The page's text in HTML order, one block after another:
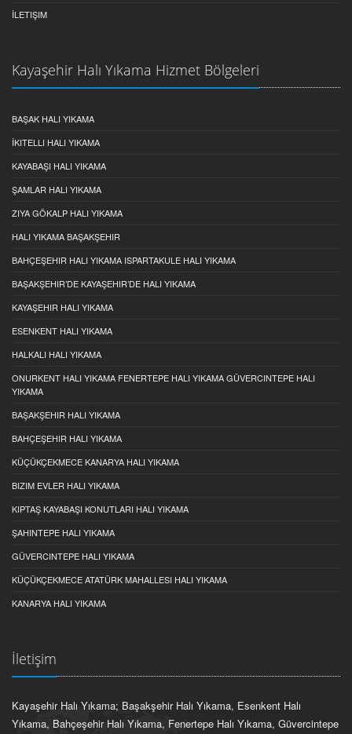
İLETIŞIM
Kayaşehir Halı Yıkama Hizmet Bölgeleri
BAŞAK HALI YIKAMA
İKITELLI HALI YIKAMA
KAYABAŞI HALI YIKAMA
ŞAMLAR HALI YIKAMA
ZIYA GÖKALP HALI YIKAMA
HALI YIKAMA BAŞAKŞEHIR
BAHÇEŞEHIR HALI YIKAMA ISPARTAKULE HALI YIKAMA
BAŞAKŞEHIR’DE KAYAŞEHIR’DE HALI YIKAMA
KAYAŞEHIR HALI YIKAMA
ESENKENT HALI YIKAMA
HALKALI HALI YIKAMA
ONURKENT HALI YIKAMA FENERTEPE HALI YIKAMA GÜVERCINTEPE HALI
YIKAMA
BAŞAKŞEHIR HALI YIKAMA
BAHÇEŞEHIR HALI YIKAMA
KÜÇÜKÇEKMECE KANARYA HALI YIKAMA
BIZIM EVLER HALI YIKAMA
KIPTAŞ KAYABAŞI KONUTLARI HALI YIKAMA
ŞAHINTEPE HALI YIKAMA
GÜVERCINTEPE HALI YIKAMA
KÜÇÜKÇEKMECE ATATÜRK MAHALLESI HALI YIKAMA
KANARYA HALI YIKAMA
İletişim
Kayaşehir Halı Yıkama; Başakşehir Halı Yıkama, Esenkent Halı
Yıkama, Bahçeşehir Halı Yıkama, Fenertepe Halı Yıkama, Güvercintepe